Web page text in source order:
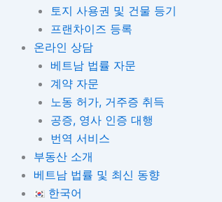
토지 사용권 및 건물 등기
프랜차이즈 등록
온라인 상담
베트남 법률 자문
계약 자문
노동 허가, 거주증 취득
공증, 영사 인증 대행
번역 서비스
부동산 소개
베트남 법률 및 최신 동향
한국어